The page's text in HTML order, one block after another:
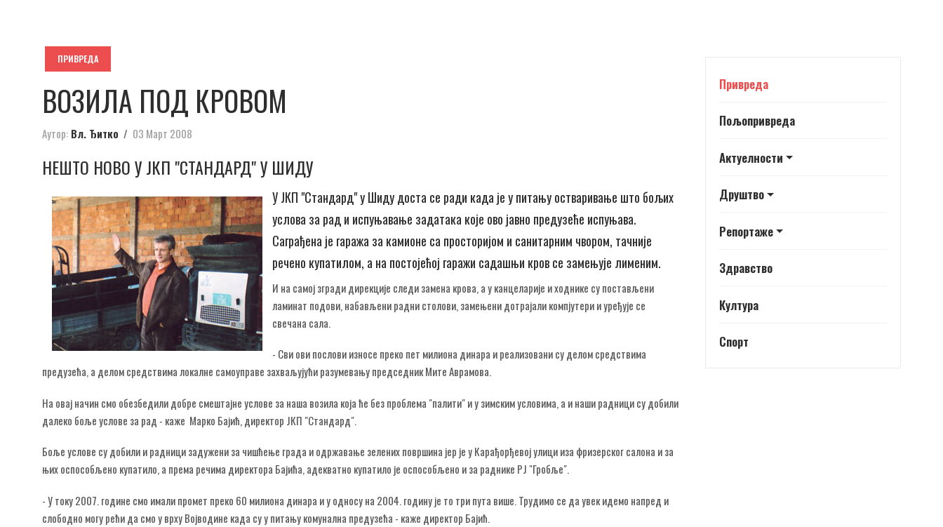
ПРИВРЕДА
ВОЗИЛА ПОД КРОВОМ
Аутор: Вл. Ђитко 03 Март 2008
НЕШТО НОВО У ЈКП "СТАНДАРД" У ШИДУ
У ЈКП "Стандард" у Шиду доста се ради када је у питању остваривање што бољих
услова за рад и испуњавање задатака које ово јавно предузеће испуњава.
Саграђена је гаража за камионе са просторијом и санитарним чвором, тачније
речено купатилом, а на постојећој гаражи садашњи кров се замењује лименим.
И на самој згради дирекције следи замена крова, а у канцеларије и ходнике су постављени
ламинат подови, набављени радни столови, замењени дотрајали компјутери и уређује се
свечана сала.
- Сви ови послови износе преко пет милиона динара и реализовани су делом средствима
предузећа, а делом средствима локалне самоуправе захваљујући разумевању председник Мите Аврамова.
На овај начин смо обезбедили добре смештајне услове за наша возила која ће без проблема "палити" и у зимским условима, а и наши радници су добили
далеко боље услове за рад - каже Марко Бајић, директор ЈКП "Стандард".
Боље услове су добили и радници задужени за чишћење града и одржавање зелених површина јер је у Карађорђевој улици иза фризерског салона и за
њих оспособљено купатило, а према речима директора Бајића, адекватно купатило је оспособљено и за раднике РЈ "Гробље".
- У току 2007. године смо имали промет преко 60 милиона динара и у односу на 2004. годину је то три пута више. Трудимо се да увек идемо напред и
слободно могу рећи да смо у врху Војводине када су у питању комунална предузећа - каже директор Бајић.
Привреда
Пољопривреда
Актуелности
Друштво
Репортаже
Здравство
Култура
Спорт